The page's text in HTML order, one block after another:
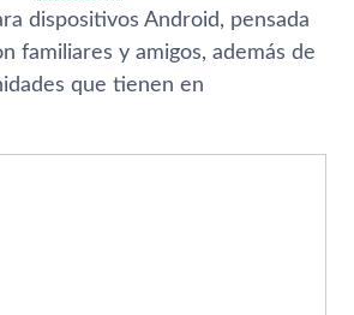
dispositivos Android, pensada
familiares y amigos, además de
que tienen en